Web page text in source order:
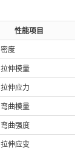
性能项目
密度
拉伸模量
拉伸应力
弯曲模量
弯曲强度
拉伸应变